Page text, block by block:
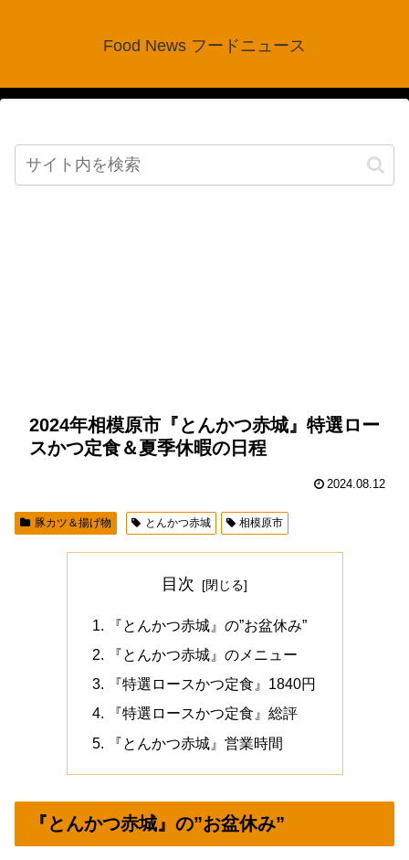
Food News フードニュース
2024年相模原市『とんかつ赤城』特選ロー
スかつ定食＆夏季休暇の日程
2024.08.12
豚カツ＆揚げ物 とんかつ赤城 相模原市
目次
『とんかつ赤城』の”お盆休み”
『とんかつ赤城』のメニュー
『特選ロースかつ定食』1840円
『特選ロースかつ定食』総評
『とんかつ赤城』営業時間
『とんかつ赤城』の”お盆休み”